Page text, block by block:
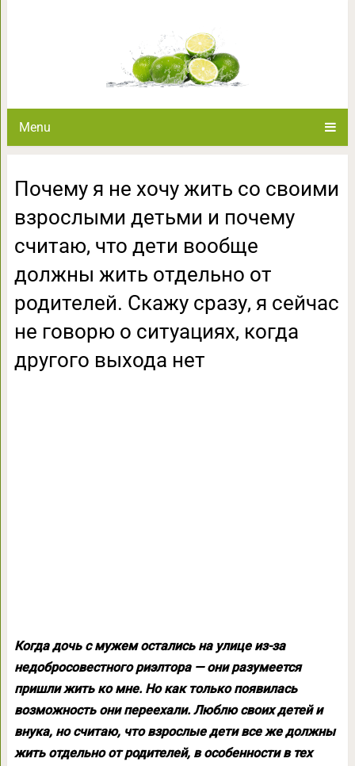
Menu
почему считаю, что дети
родителей. Скажу сразу, я
когда
Почему я не хочу жить со своими
взрослыми детьми и почему
считаю, что дети вообще
должны жить отдельно от
родителей. Скажу сразу, я сейчас
не говорю о ситуациях, когда
другого выхода нет
Когда дочь с мужем остались на улице из-за
недобросовестного риэлтора — они разумеется
пришли жить ко мне. Но как только появилась
возможность они переехали. Люблю своих детей и
внука, но считаю, что взрослые дети все же должны
жить отдельно от родителей, в особенности в тех